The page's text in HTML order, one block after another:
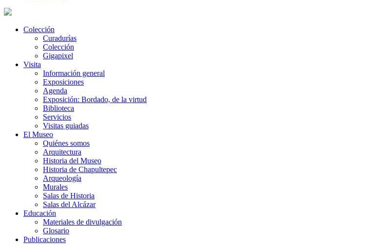
Colección
Curadurías
Colección
Gigapixel
Visita
Información general
Exposiciones
Agenda
Exposición: Bordado, de la virtud
Biblioteca
Servicios
Visitas guiadas
El Museo
Quiénes somos
Arquitectura
Historia del Museo
Historia de Chapultepec
Arqueología
Murales
Salas de Historia
Salas del Alcázar
Educación
Materiales de divulgación
Glosario
Publicaciones